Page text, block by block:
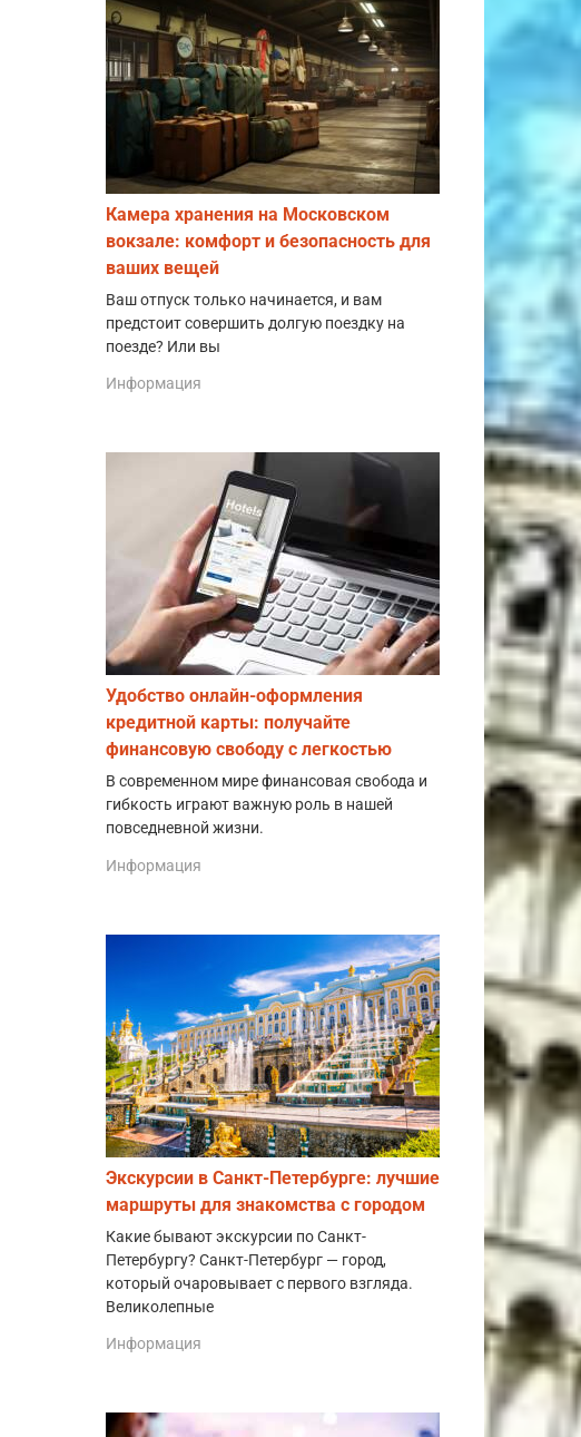
Камера хранения на Московском
вокзале: комфорт и безопасность для
ваших вещей
Ваш отпуск только начинается, и вам
предстоит совершить долгую поездку на
поезде? Или вы
Информация
Удобство онлайн-оформления
кредитной карты: получайте
финансовую свободу с легкостью
В современном мире финансовая свобода и
гибкость играют важную роль в нашей
повседневной жизни.
Информация
Экскурсии в Санкт-Петербурге: лучшие
маршруты для знакомства с городом
Какие бывают экскурсии по Санкт-
Петербургу? Санкт-Петербург — город,
который очаровывает с первого взгляда.
Великолепные
Информация